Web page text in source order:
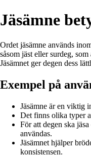
Jäsämne
Ordet jäsämne används
såsom jäst eller surdeg,
Jäsämnet ger degen dess
Exempel på
Jäsämne är en viktig
Det finns olika typer
För att degen ska
användas.
Jäsämnet hjälper
konsistensen.